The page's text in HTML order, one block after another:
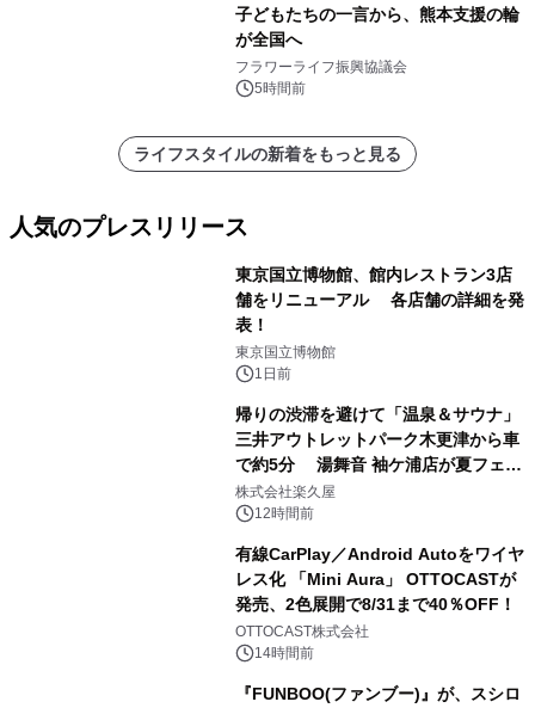
子どもたちの一言から、熊本支援の輪
が全国へ
フラワーライフ振興協議会
5時間前
ライフスタイルの新着をもっと見る
人気のプレスリリース
東京国立博物館、館内レストラン3店
舗をリニューアル 各店舗の詳細を発
表！
東京国立博物館
1日前
帰りの渋滞を避けて「温泉＆サウナ」
三井アウトレットパーク木更津から車
で約5分 湯舞音 袖ケ浦店が夏フェア
メニューを提供
株式会社楽久屋
12時間前
有線CarPlay／Android Autoをワイヤ
レス化 「Mini Aura」 OTTOCASTが
発売、2色展開で8/31まで40％OFF！
OTTOCAST株式会社
14時間前
『FUNBOO(ファンブー)』が、スシロ